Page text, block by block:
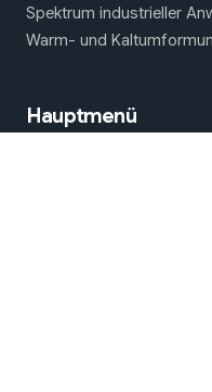
Spektrum industrieller
Warm- und
Hauptmenü